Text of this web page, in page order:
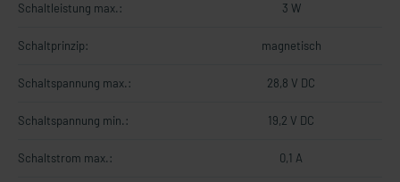
Schaltleistung max.: 3 W
Schaltprinzip: magnetisch
Schaltspannung max.: 28,8 V DC
Schaltspannung min.: 19,2 V DC
Schaltstrom max.: 0,1 A